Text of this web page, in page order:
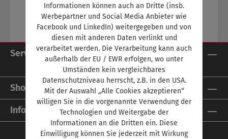
Service-Hotline
Shop Service
Informationen
Informationen können auch an Dritte (insb.
Werbepartner und Social Media Anbieter wie
Facebook und LinkedIn) weitergegeben und von
diesen mit anderen Daten verlinkt und
verarbeitet werden. Die Verarbeitung kann auch
außerhalb der EU / EWR erfolgen, wo unter
Umständen kein vergleichbares
Datenschutzniveau herrscht, z.B. in den USA.
Mit der Auswahl „Alle Cookies akzeptieren“
willigen Sie in die vorgenannte Verwendung der
Technologien und Weitergabe der
Informationen an die Dritten ein. Diese
Einwilligung können Sie jederzeit mit Wirkung